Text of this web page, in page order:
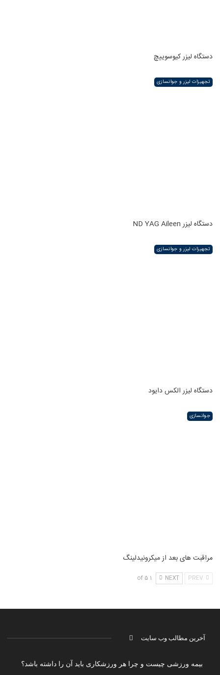
دستگاه لیزر کیوسوییچ
تجهیزات لیزر و جوانسازی
دستگاه لیزر ND YAG Aileen
تجهیزات لیزر و جوانسازی
دستگاه لیزر الکس دایود
جوانسازی
مراقبت های بعد از میکرونیدلینگ
NEXT
1 of 5
آخرین مطالب وب سایت
بیمه ورزشی چیست و چرا هر ورزشکاری باید آن را داشته باشد؟